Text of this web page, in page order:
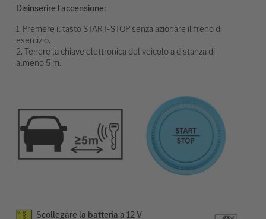
Disinserire l'accensione:
1. Premere il tasto START-STOP senza azionare il freno di
esercizio.
2. Tenere la chiave elettronica del veicolo a distanza di
almeno 5 m.
Scollegare la batteria a 12 V